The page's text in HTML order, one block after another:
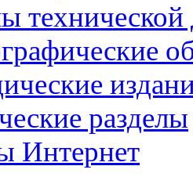
разделы
Интернет